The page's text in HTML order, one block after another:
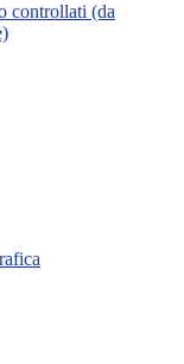
controllati (da